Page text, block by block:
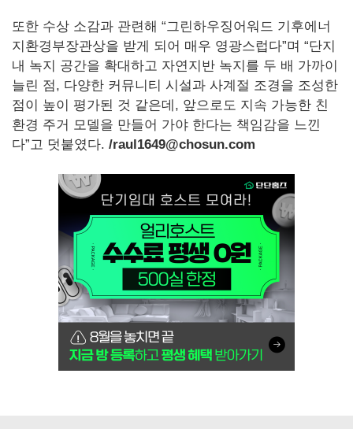
또한 수상 소감과 관련해 “그린하우징어워드 기후에너
지환경부장관상을 받게 되어 매우 영광스럽다”며 “단지
내 녹지 공간을 확대하고 자연지반 녹지를 두 배 가까이
늘린 점, 다양한 커뮤니티 시설과 사계절 조경을 조성한
점이 높이 평가된 것 같은데, 앞으로도 지속 가능한 친
환경 주거 모델을 만들어 가야 한다는 책임감을 느낀
다”고 덧붙였다. /raul1649@chosun.com